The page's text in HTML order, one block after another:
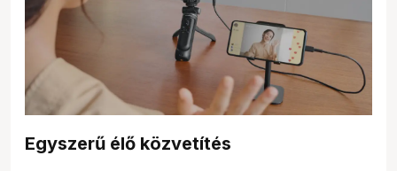
Egyszerű élő közvetítés